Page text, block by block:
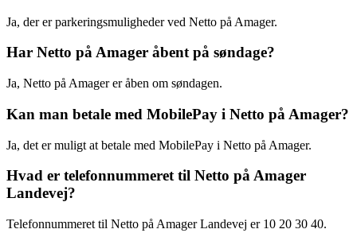
Ja, der er parkeringsmuligheder ved Netto på Amager.
Har Netto på Amager åbent på søndage?
Ja, Netto på Amager er åben om søndagen.
Kan man betale med MobilePay i Netto på Amager?
Ja, det er muligt at betale med MobilePay i Netto på Amager.
Hvad er telefonnummeret til Netto på Amager
Landevej?
Telefonnummeret til Netto på Amager Landevej er 10 20 30 40.